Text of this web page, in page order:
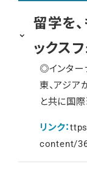
留学を、
ックスフ
◎インター
東、アジア
と共に国
リンク：
content/